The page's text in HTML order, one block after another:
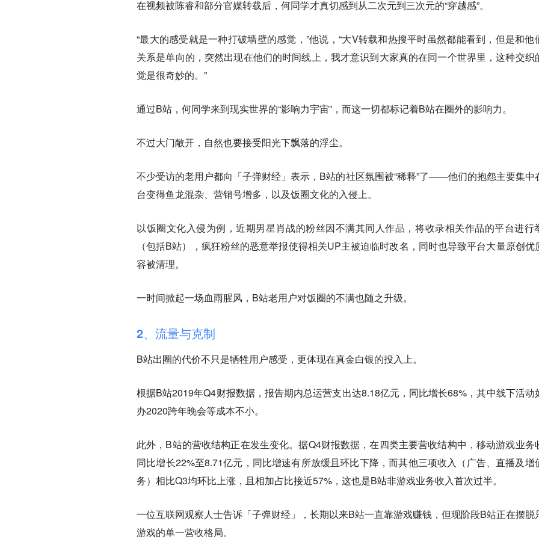
在视频被陈睿和部分官媒转载后，何同学才真切感到从二次元到三次元的“穿越感”。
“最大的感受就是一种打破墙壁的感觉，”他说，“大V转载和热搜平时虽然都能看到，但是和他
关系是单向的，突然出现在他们的时间线上，我才意识到大家真的在同一个世界里，这种交织
觉是很奇妙的。”
通过B站，何同学来到现实世界的“影响力宇宙”，而这一切都标记着B站在圈外的影响力。
不过大门敞开，自然也要接受阳光下飘落的浮尘。
不少受访的老用户都向「子弹财经」表示，B站的社区氛围被“稀释”了——他们的抱怨主要集中
台变得鱼龙混杂、营销号增多，以及饭圈文化的入侵上。
以饭圈文化入侵为例，近期男星肖战的粉丝因不满其同人作品，将收录相关作品的平台进行
（包括B站），疯狂粉丝的恶意举报使得相关UP主被迫临时改名，同时也导致平台大量原创优
容被清理。
一时间掀起一场血雨腥风，B站老用户对饭圈的不满也随之升级。
2、流量与克制
B站出圈的代价不只是牺牲用户感受，更体现在真金白银的投入上。
根据B站2019年Q4财报数据，报告期内总运营支出达8.18亿元，同比增长68%，其中线下活动
办2020跨年晚会等成本不小。
此外，B站的营收结构正在发生变化。据Q4财报数据，在四类主要营收结构中，移动游戏业务
同比增长22%至8.71亿元，同比增速有所放缓且环比下降，而其他三项收入（广告、直播及增
务）相比Q3均环比上涨，且相加占比接近57%，这也是B站非游戏业务收入首次过半。
一位互联网观察人士告诉「子弹财经」，长期以来B站一直靠游戏赚钱，但现阶段B站正在摆脱
游戏的单一营收格局。